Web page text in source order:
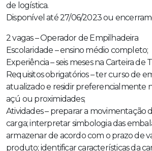
de logística.
Disponível até 27/06/2023 ou
2 vagas – Operador de Empilhadeira
Escolaridade – ensino médio completo;
Experiência – seis meses na Carteira de
Requisitos obrigatórios – ter curso de
atualizado e residir preferencialmente
açú ou proximidades;
Atividades – preparar a movimentação
carga; interpretar simbologia das
armazenar de acordo com o prazo de
produto; identificar características da